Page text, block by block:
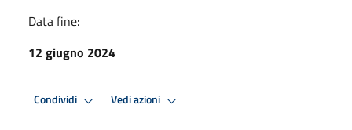
Data fine:
12 giugno 2024
Condividi Vedi azioni